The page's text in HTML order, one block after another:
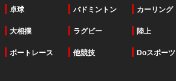
卓球 バドミントン カーリング
大相撲 ラグビー 陸上
ボートレース 他競技 Doスポーツ